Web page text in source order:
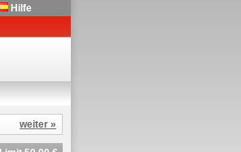
Hilfe
weiter »